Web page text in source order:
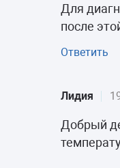
Для
после
Ответить
Лидия
Добрый